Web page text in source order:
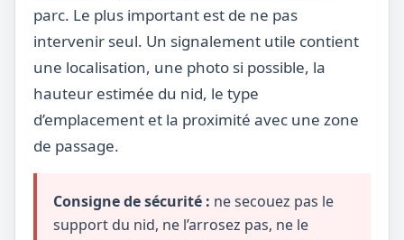
parc. Le plus important est de ne pas
intervenir seul. Un signalement utile contient
une localisation, une photo si possible, la
hauteur estimée du nid, le type
d’emplacement et la proximité avec une zone
de passage.
Consigne de sécurité : ne secouez pas le
support du nid, ne l’arrosez pas, ne le